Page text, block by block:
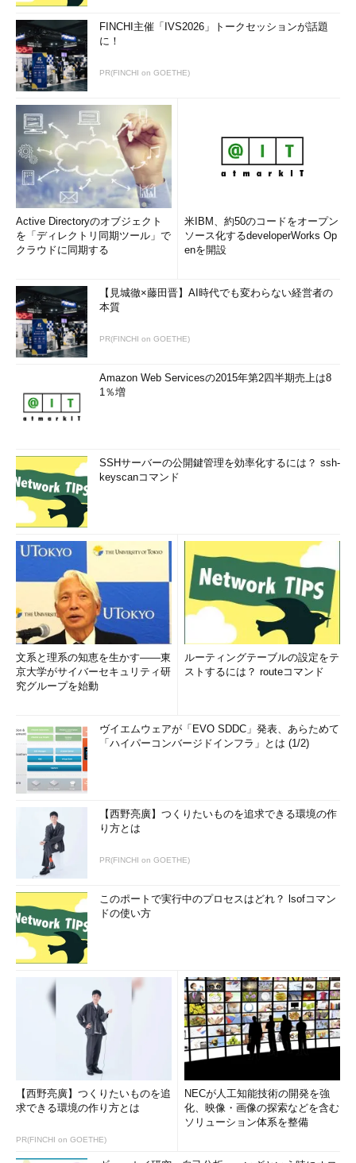
FINCHI主催「IVS2026」トークセッションが話題
に！
PR(FINCHI on GOETHE)
Active Directoryのオブジェクト
を「ディレクトリ同期ツール」で
クラウドに同期する
米IBM、約50のコードをオープン
ソース化するdeveloperWorks Op
enを開設
【見城徹×藤田晋】AI時代でも変わらない経営者の
本質
PR(FINCHI on GOETHE)
Amazon Web Servicesの2015年第2四半期売上は8
1％増
SSHサーバーの公開鍵管理を効率化するには？ ssh-
keyscanコマンド
文系と理系の知恵を生かす――東
京大学がサイバーセキュリティ研
究グループを始動
ルーティングテーブルの設定をテ
ストするには？ routeコマンド
ヴイエムウェアが「EVO SDDC」発表、あらためて
「ハイパーコンバージドインフラ」とは (1/2)
【西野亮廣】つくりたいものを追求できる環境の作
り方とは
PR(FINCHI on GOETHE)
このポートで実行中のプロセスはどれ？ lsofコマン
ドの使い方
【西野亮廣】つくりたいものを追
求できる環境の作り方とは
PR(FINCHI on GOETHE)
NECが人工知能技術の開発を強
化、映像・画像の探索などを含む
ソリューション体系を整備